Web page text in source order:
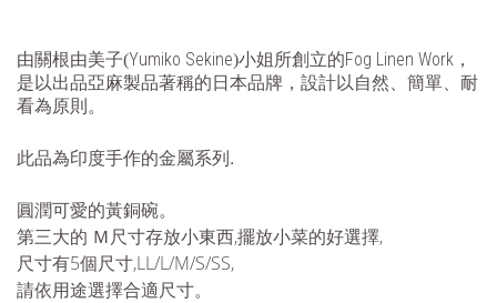
由關根由美子(Yumiko Sekine)小姐所創立的Fog Linen Work ，
是以出品亞麻製品著稱的日本品牌，設計以自然、簡單、耐
看為原則。
此品為印度手作的金屬系列.
圓潤可愛的黃銅碗。
第三大的 Ｍ尺寸存放小東西,擺放小菜的好選擇,
尺寸有5個尺寸,LL/L/M/S/SS,
請依用途選擇合適尺寸。